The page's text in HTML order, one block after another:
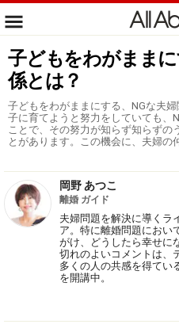
子どもをわがまま
係とは？
子どもをわがままにする、NGな夫
子に育てようと努力をしていても、
ことで、その努力が知らず知らずの
とがあります。この機会に、夫婦の
岡野 あつこ
離婚 ガイド
夫婦問題を解決に導くラ
ア。特に離婚問題におい
がけ、どうしたら幸せに
切れのよいコメントは、
多くの人の共感を得てい
を開講中。